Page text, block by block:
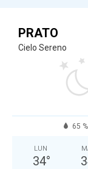
PRATO
Cielo Sereno
65 %
LUN
34°